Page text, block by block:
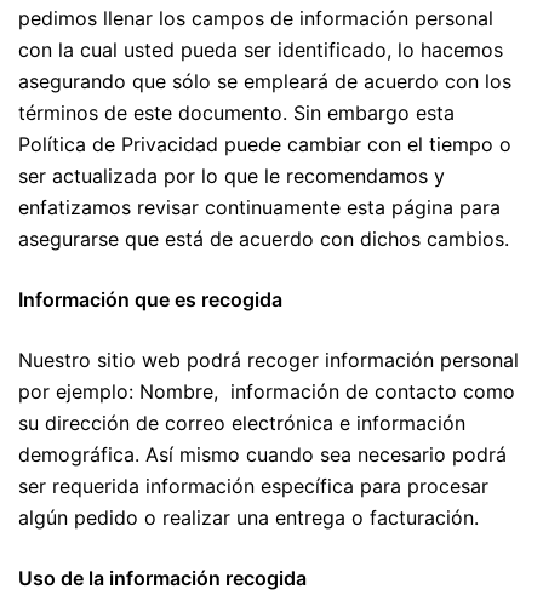
pedimos llenar los campos de información personal
con la cual usted pueda ser identificado, lo hacemos
asegurando que sólo se empleará de acuerdo con los
términos de este documento. Sin embargo esta
Política de Privacidad puede cambiar con el tiempo o
ser actualizada por lo que le recomendamos y
enfatizamos revisar continuamente esta página para
asegurarse que está de acuerdo con dichos cambios.
Información que es recogida
Nuestro sitio web podrá recoger información personal
por ejemplo: Nombre, información de contacto como
su dirección de correo electrónica e información
demográfica. Así mismo cuando sea necesario podrá
ser requerida información específica para procesar
algún pedido o realizar una entrega o facturación.
Uso de la información recogida